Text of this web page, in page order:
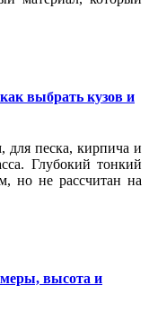
выбрать кузов и
для песка, кирпича и
Глубокий тонкий
но не рассчитан на
высота и